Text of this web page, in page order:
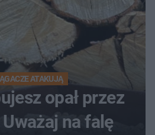
ATAKUJĄ
opał przez
na falę